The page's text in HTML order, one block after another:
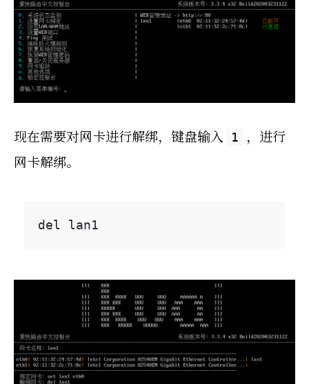
现在需要对网卡进行解绑，键盘输入 1
，进行
网卡解绑。